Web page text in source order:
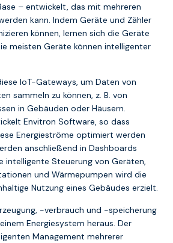
– entwickelt, das mit mehreren
kann. Indem Geräte und Zähler
können, lernen sich die Geräte
meisten Geräte können intelligenter
IoT-Gateways, um Daten von
sammeln zu können, z. B. von
in Gebäuden oder Häusern.
Envitron Software, so dass
Energieströme optimiert werden
anschließend in Dashboards
intelligente Steuerung von Geräten,
und Wärmepumpen wird die
Nutzung eines Gebäudes erzielt.
-verbrauch und -speicherung
Energiesystem heraus. Der
Management mehrerer